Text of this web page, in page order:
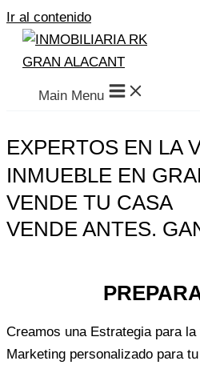
Ir al contenido
Main Menu
EXPERTOS EN LA
INMUEBLE EN
VENDE TU CASA
VENDE ANTES.
Creamos una Estrategia para
Marketing personalizado para